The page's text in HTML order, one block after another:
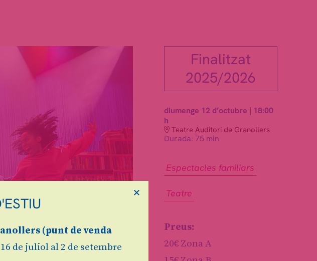
Finalitzat
2025/2026
diumenge 12 d’octubre | 18:00
h
Teatre Auditori de Granollers
Durada: 75 min
Espectacles familiars
Teatre
Preus:
20€ Zona A
(punt de venda
de juliol al 2 de setembre
×